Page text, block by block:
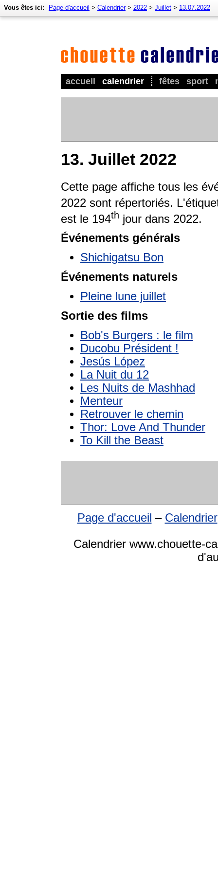
accueil calendrier fêtes sport
Vous êtes ici: Page d'accueil > Calendrier> 2022 > Juillet > 13.07.2022
13. Juillet 2022
Cette page affiche tous les
2022 sont répertoriés.
est le 194th jour dans 2022.
Événements générals
Shichigatsu Bon
Événements naturels
Pleine lune juillet
Sortie des films
Bob's Burgers : le film
Ducobu Président !
Jesús López
La Nuit du 12
Les Nuits de Mashhad
Menteur
Retrouver le chemin
Thor: Love And Thunder
To Kill the Beast
Page d'accueil – Calendrier
Calendrier www.chouette-